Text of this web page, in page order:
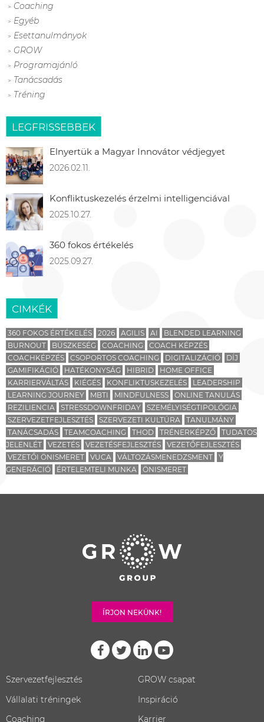
Coaching
Egyéb
Esettanulmányok
GROW
Programajánló
Tanácsadás
Tréning
LEGFRISSEBBEK
Elnyertük a Magyar Innovátor védjegyet
2026.02.11.
Konfliktuskezelés érzelmi intelligenciával
2025.10.27.
360 fokos értékelés
2025.09.27.
CIMKÉK
360 FOKOS ÉRTÉKELÉS 2026 AGILIS AI
BLENDED LEARNING
BURNOUT
BÜSZKESÉG COACHING
COACH KÉPZÉS
COACHKÉPZÉS
CSOPORTOS COACHING DIGITALIZÁCIÓ
DÍJ
GAMIFIKÁCIÓ
HATÉKONYSÁG HIBRID
HOME OFFICE
KARRIERVÁLTÁS
KIÉGÉS KONFLIKTUSKEZELÉS
LEADERSHIP
LEARNING JOURNEY
MBTI MINDFULNESS
ONLINE TANULÁS
REZILIENCIA
STRESSDOWNFRIDAY
SZEMÉLYISÉGTIPOLÓGIA
SZERVEZETFEJLESZTÉS
SZERVEZETI KULTÚRA
TANULMÁNY
TANÁCSADÁS
TEAMCOACHING THOD TRÉNERKÉPZŐ
TUDATOS
JELENLÉT
VEZETÉS VEZETÉSFEJLESZTÉS
VEZETŐFEJLESZTÉS
VEZETŐI ÖNISMERET
VUCA VÁLTOZÁSMENEDZSMENT
Y
GENERÁCIÓ
ÉRTELEMTELI MUNKA ÖNISMERET
ÍRJON NEKÜNK!
Szervezetfejlesztés
Vállalati tréningek
Coaching
GROW csapat
Inspiráció
Karrier